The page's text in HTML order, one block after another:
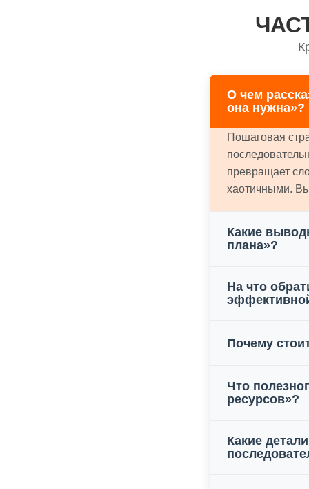
О чем
она нужна»?
Пошаговая
превращает
хаотичными.
Какие
плана»?
На что
Почему
Что
ресурсов»?
Какие